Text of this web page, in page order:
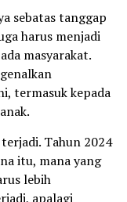
sebatas tanggap
harus menjadi
masyarakat.
termasuk kepada
Tahun 2024
itu, mana yang
lebih
apalagi